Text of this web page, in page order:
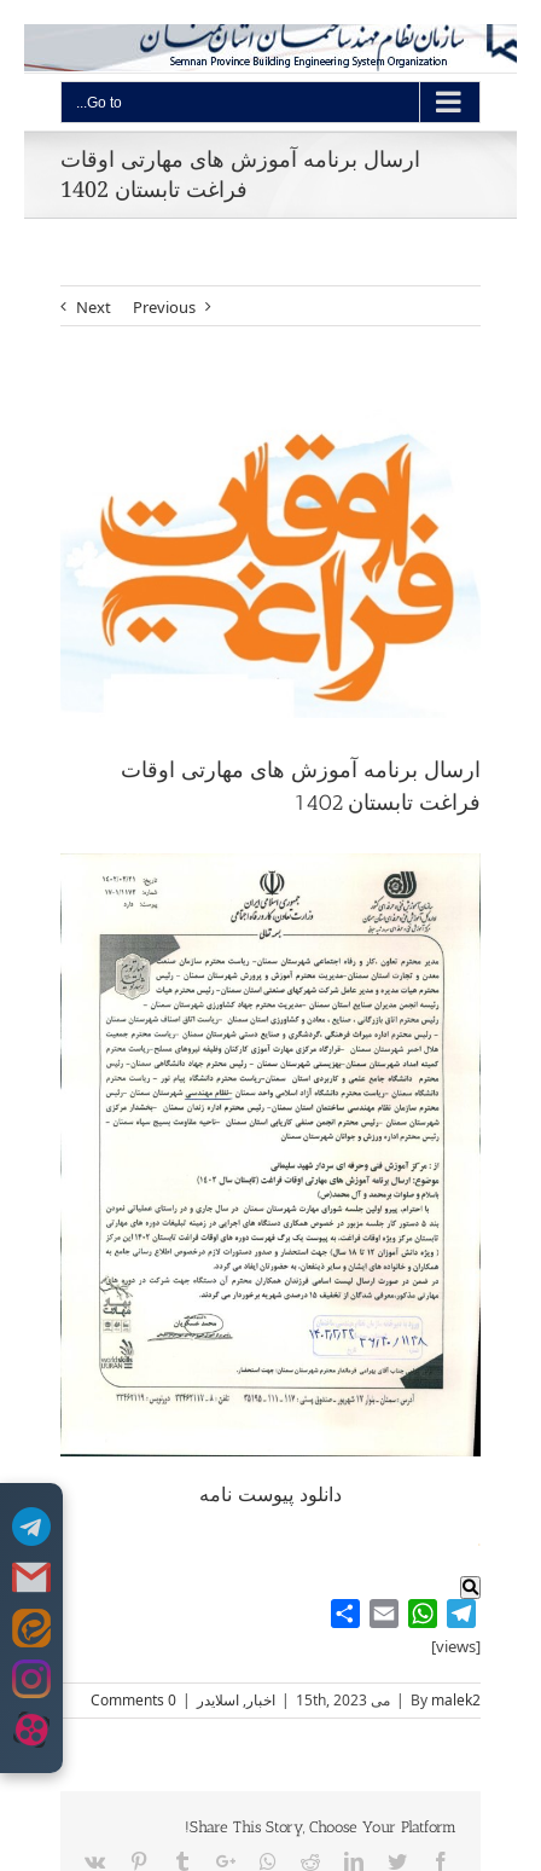
content
Go to...
ارسال برنامه آموزش های مهارتی اوقات
فراغت تابستان 1402
Previous
Next
ارسال برنامه آموزش های مهارتی اوقات
فراغت تابستان 1402
دانلود پیوست نامه
.
Telegram
WhatsApp
Email
[views]
By malek2
| می 15th, 2023 | اخبار, اسلایدر |
0 Comments
Share This Story, Choose Your Platform!
Facebook
Twitter
LinkedIn
Reddit
Whatsapp
Google+
Tumblr
Pinterest
Vk